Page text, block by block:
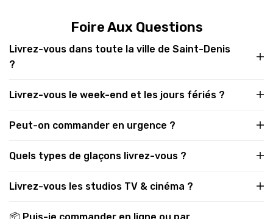
Foire Aux Questions
Livrez-vous dans toute la ville de Saint-Denis
?
Livrez-vous le week-end et les jours fériés ?
Peut-on commander en urgence ?
Quels types de glaçons livrez-vous ?
Livrez-vous les studios TV & cinéma ?